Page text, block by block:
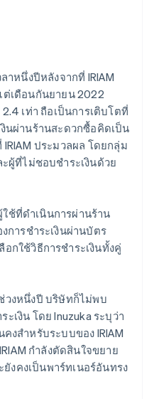
าหนึ่งปีหลังจากที่ IRIAM
ต่เดือนกันยายน 2022
เท่า ถือเป็นการเติบโตที่
นผ่านร้านสะดวกซื้อคิดเป็น
ประมวลผล โดยกลุ่ม
ผู้ที่ไม่ชอบชำระเงินด้วย
ใช้ที่ดำเนินการผ่านร้าน
การชำระเงินผ่านบัตร
กใช้วิธีการชำระเงินทั้งคู่
วงหนึ่งปี บริษัทก็ไม่พบ
เงิน โดย Inuzuka ระบุว่า
งสำหรับระบบของ IRIAM
กำลังตัดสินใจขยาย
งคงเป็นพาร์ทเนอร์อันทรง